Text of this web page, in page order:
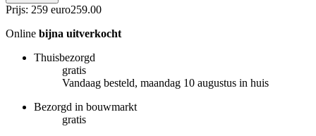
Prijs: 259 euro259.00
Online bijna uitverkocht
Thuisbezorgd
gratis
Vandaag besteld, maandag 10 augustus in huis
Bezorgd in bouwmarkt
gratis